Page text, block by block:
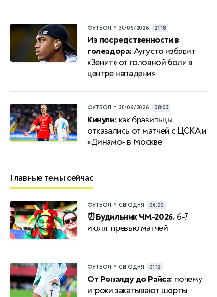
ФУТБОЛ • 30/06/2026 21:18
Из посредственности в
голеадора: Аугусто избавит
«Зенит» от головной боли в
центре нападения
ФУТБОЛ • 30/06/2026 08:03
Кинули: как бразильцы
отказались от матчей с ЦСКА и
«Динамо» в Москве
Главные темы сейчас
ФУТБОЛ • СЕГОДНЯ 06:00
⏰Будильник ЧМ-2026. 6-7
июля: превью матчей
ФУТБОЛ • СЕГОДНЯ 01:12
От Роналду до Райса: почему
игроки закатывают шорты